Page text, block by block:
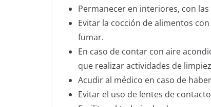
Permanecer en interiores, con
Evitar la cocción de alimentos
fumar.
En caso de contar con aire
que realizar actividades de
Acudir al médico en caso de
Evitar el uso de lentes de